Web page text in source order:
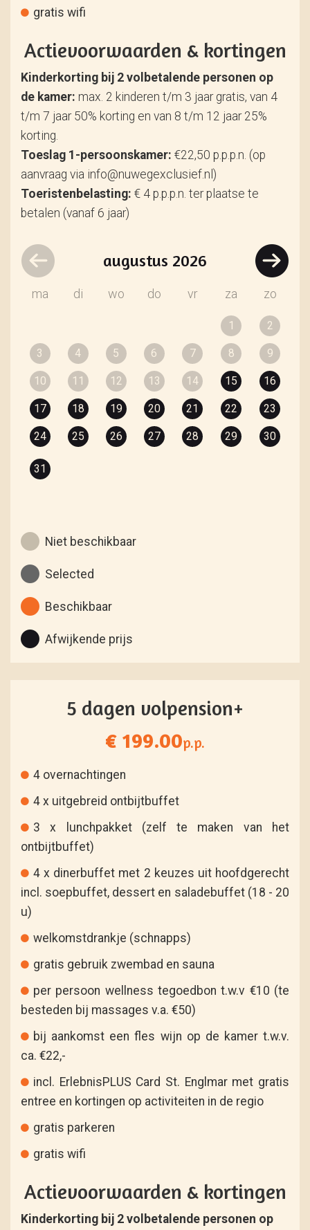
gratis wifi
Actievoorwaarden & kortingen
Kinderkorting bij 2 volbetalende personen op
de kamer: max. 2 kinderen t/m 3 jaar gratis, van 4
t/m 7 jaar 50% korting en van 8 t/m 12 jaar 25%
korting.
Toeslag 1-persoonskamer: €22,50 p.p.p.n. (op
aanvraag via info@nuwegexclusief.nl)
Toeristenbelasting: € 4 p.p.p.n. ter plaatse te
betalen (vanaf 6 jaar)
augustus 2026
ma di wo do vr za zo
1 2
3 4 5 6 7 8 9
10 11 12 13 14 15 16
17 18 19 20 21 22 23
24 25 26 27 28 29 30
31
Niet beschikbaar
Selected
Beschikbaar
Afwijkende prijs
5 dagen volpension+
€ 199.00p.p.
4 overnachtingen
4 x uitgebreid ontbijtbuffet
3 x lunchpakket (zelf te maken van het
ontbijtbuffet)
4 x dinerbuffet met 2 keuzes uit hoofdgerecht
incl. soepbuffet, dessert en saladebuffet (18 - 20
u)
welkomstdrankje (schnapps)
gratis gebruik zwembad en sauna
per persoon wellness tegoedbon t.w.v €10 (te
besteden bij massages v.a. €50)
bij aankomst een fles wijn op de kamer t.w.v.
ca. €22,-
incl. ErlebnisPLUS Card St. Englmar met gratis
entree en kortingen op activiteiten in de regio
gratis parkeren
gratis wifi
Actievoorwaarden & kortingen
Kinderkorting bij 2 volbetalende personen op